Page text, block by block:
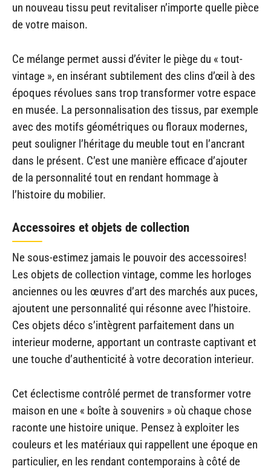
un nouveau tissu peut revitaliser n’importe quelle pièce
de votre maison.
Ce mélange permet aussi d’éviter le piège du « tout-
vintage », en insérant subtilement des clins d’œil à des
époques révolues sans trop transformer votre espace
en musée. La personnalisation des tissus, par exemple
avec des motifs géométriques ou floraux modernes,
peut souligner l’héritage du meuble tout en l’ancrant
dans le présent. C’est une manière efficace d’ajouter
de la personnalité tout en rendant hommage à
l’histoire du mobilier.
Accessoires et objets de collection
Ne sous-estimez jamais le pouvoir des accessoires!
Les objets de collection vintage, comme les horloges
anciennes ou les œuvres d’art des marchés aux puces,
ajoutent une personnalité qui résonne avec l’histoire.
Ces objets déco s’intègrent parfaitement dans un
interieur moderne, apportant un contraste captivant et
une touche d’authenticité à votre decoration interieur.
Cet éclectisme contrôlé permet de transformer votre
maison en une « boîte à souvenirs » où chaque chose
raconte une histoire unique. Pensez à exploiter les
couleurs et les matériaux qui rappellent une époque en
particulier, en les rendant contemporains à côté de